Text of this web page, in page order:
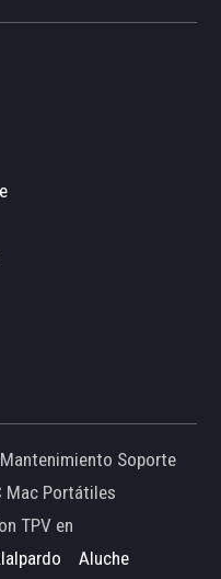
Soporte
Mac Portátiles
TPV en
Aluche